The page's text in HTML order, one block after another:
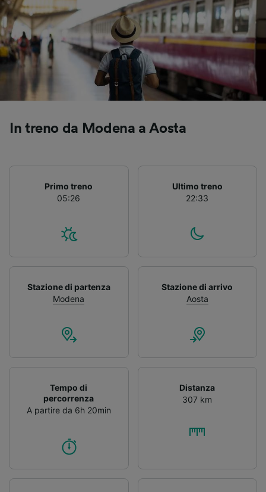
In treno da Modena a Aosta
Primo treno
05:26
Ultimo treno
22:33
Stazione di partenza
Modena
Stazione di arrivo
Aosta
Tempo di
percorrenza
A partire da 6h 20min
Distanza
307 km
Utilizzare dati di geolocalizzazione precisi.
Scansione attiva delle caratteristiche del
dispositivo ai fini dell’identificazione.
Archiviare informazioni su dispositivo e/o
accedervi. Pubblicità e contenuti
personalizzati, misurazione delle prestazioni
dei contenuti e degli annunci, ricerche sul
pubblico, sviluppo di servizi.